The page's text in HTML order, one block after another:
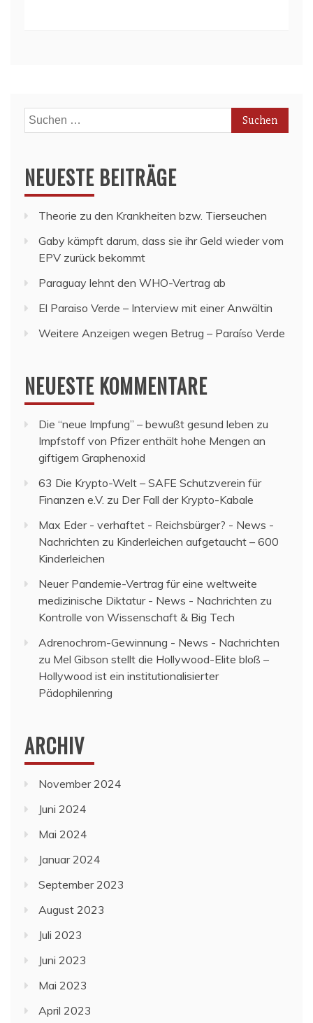
Suchen
nach:
NEUESTE BEITRÄGE
Theorie zu den Krankheiten bzw. Tierseuchen
Gaby kämpft darum, dass sie ihr Geld wieder vom
EPV zurück bekommt
Paraguay lehnt den WHO-Vertrag ab
El Paraiso Verde – Interview mit einer Anwältin
Weitere Anzeigen wegen Betrug – Paraíso Verde
NEUESTE KOMMENTARE
Die “neue Impfung” – bewußt gesund leben zu
Impfstoff von Pfizer enthält hohe Mengen an
giftigem Graphenoxid
63 Die Krypto-Welt – SAFE Schutzverein für
Finanzen e.V. zu Der Fall der Krypto-Kabale
Max Eder - verhaftet - Reichsbürger? - News -
Nachrichten zu Kinderleichen aufgetaucht – 600
Kinderleichen
Neuer Pandemie-Vertrag für eine weltweite
medizinische Diktatur - News - Nachrichten zu
Kontrolle von Wissenschaft & Big Tech
Adrenochrom-Gewinnung - News - Nachrichten
zu Mel Gibson stellt die Hollywood-Elite bloß –
Hollywood ist ein institutionalisierter
Pädophilenring
ARCHIV
November 2024
Juni 2024
Mai 2024
Januar 2024
September 2023
August 2023
Juli 2023
Juni 2023
Mai 2023
April 2023